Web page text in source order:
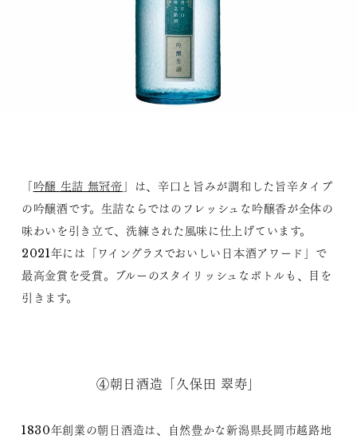
「吟醸 生詰 無冠帝 」は、辛口と旨みが調和した旨辛タイプ
の吟醸酒です。生詰ならではのフレッシュな吟醸香が全体の
味わいを引き立て、洗練された風味に仕上げています。
2021年には「ワイングラスでおいしい日本酒アワード」で
最高金賞を受賞。ブルーのスタイリッシュなボトルも、目を
引きます。
④朝日酒造「久保田 翠寿」
1830年創業の朝日酒造は、自然豊かな新潟県長岡市越路地